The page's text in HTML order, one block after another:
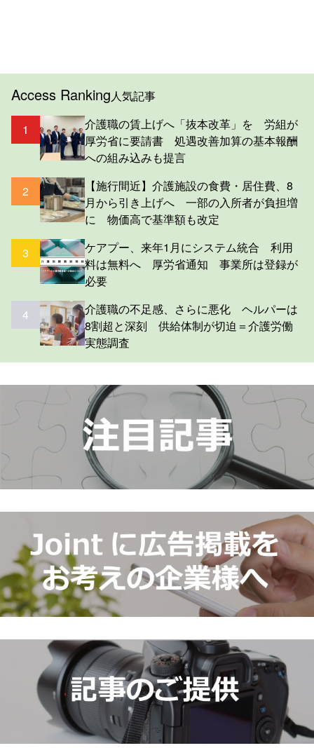
Access Ranking人気記事
1
介護職の賃上げへ「抜本改革」を 労組が
厚労省に要請書 処遇改善加算の基本報酬
への組み込みも提言
2
【施行間近】介護施設の食費・居住費、8
月から引き上げへ 一部の入所者が負担増
に 物価高で基準額も改定
3
ケアプー、来年1月にシステム統合 利用
料は無料へ 厚労省通知 事業所は登録が
必要
4
介護職の不足感、さらに悪化 ヘルパーは
8割超と深刻 供給体制が切迫＝介護労働
実態調査